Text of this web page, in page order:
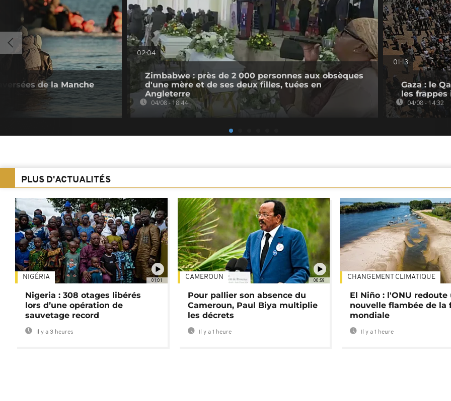
de la Manche
02:04
Zimbabwe : près de 2 000 personnes aux obsèques
d'une mère et de ses deux filles, tuées en
Angleterre
04/08 - 18:44
01:13
Gaza : le
les frappes
04/08 - 14:32
PLUS D'ACTUALITÉS
01:01
NIGÉRIA
Nigeria : 308 otages libérés
lors d’une opération de
sauvetage record
Il y a 3 heures
00:59
CAMEROUN
Pour pallier son absence du
Cameroun, Paul Biya multiplie
les décrets
Il y a 1 heure
CHANGEMENT CLIMATIQUE
El Niño : l'ONU redoute
nouvelle flambée de la
mondiale
Il y a 1 heure